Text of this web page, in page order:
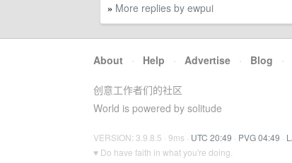
» More replies by ewpui
About · Help · Advertise · Blog ·
创意工作者们的社区
World is powered by solitude
VERSION: 3.9.8.5 · 9ms · UTC 20:49 · PVG 04:49 ·
♥ Do have faith in what you're doing.